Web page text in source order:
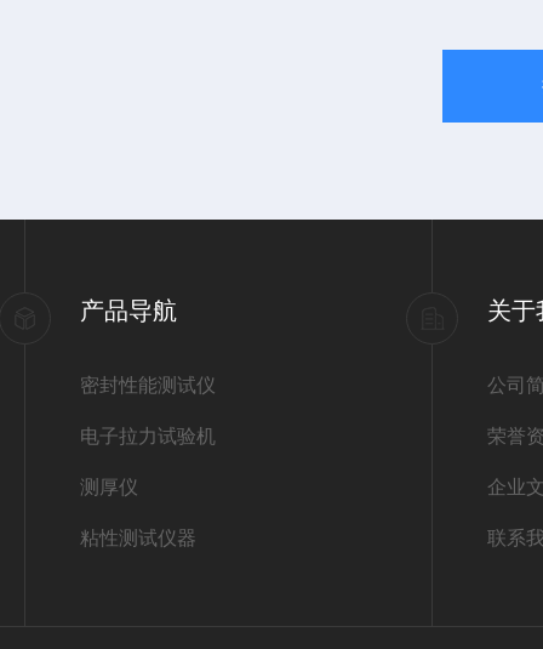
产品导航
密封性能测试仪
电子拉力试验机
测厚仪
粘性测试仪器
关于
公司
荣誉
企业
联系